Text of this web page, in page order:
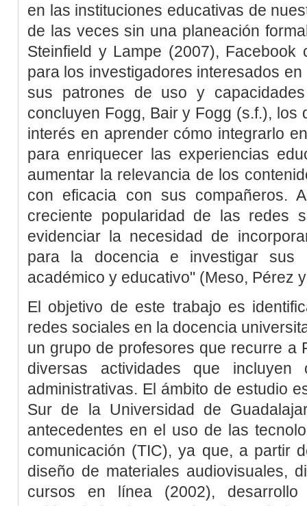
en las instituciones educativas de
de las veces sin una planeación
Steinfield y Lampe (2007), Facebook
para los investigadores interesados
sus patrones de uso y
concluyen Fogg, Bair y Fogg (s.f.), los
interés en aprender cómo integrarlo
para enriquecer las experiencias
aumentar la relevancia de los
con eficacia con sus compañeros.
creciente popularidad de las redes
evidenciar la necesidad de
para la docencia e investigar sus
académico y educativo" (Meso, Pérez
El objetivo de este trabajo es
redes sociales en la docencia
un grupo de profesores que recurre a
diversas actividades que incluyen
administrativas. El ámbito de estudio
Sur de la Universidad de
antecedentes en el uso de las
comunicación (TIC), ya que, a partir
diseño de materiales audiovisuales,
cursos en línea (2002),